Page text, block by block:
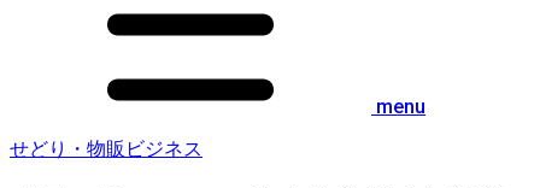
menu
せどり・物販ビジネス